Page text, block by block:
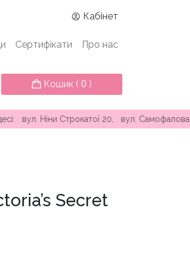
Кабінет
Сертифікати Про нас
Кошик ( 0 )
Строкатої 20, вул. Самофалова (
Secret